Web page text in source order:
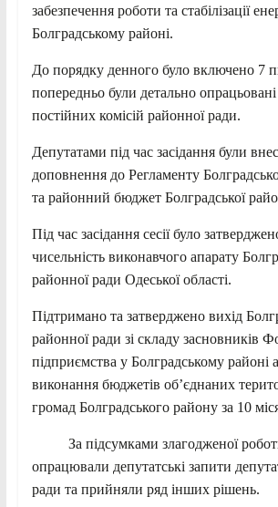
забезпечення роботи та стабілізації
Болградському районі.
До порядку денного було включено 7
попередньо були детально опрацьовані
постійних комісій районної ради.
Депутатами під час засідання були
доповнення до Регламенту
та районний бюджет Болградської
Під час засідання сесії було
чисельність виконавчого апарату
районної ради Одеської області.
Підтримано та затверджено вихід
районної ради зі складу засновників
підприємства у Болградському районі
виконання бюджетів об’єднаних
громад Болградського району за 10
За підсумками злагодженої
опрацювали депутатські запити
ради та прийняли ряд інших рішень.